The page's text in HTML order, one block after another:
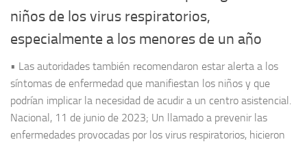
niños de los virus respiratorios,
especialmente a los menores de un año
• Las autoridades también recomendaron estar alerta a los
síntomas de enfermedad que manifiestan los niños y que
podrían implicar la necesidad de acudir a un centro asistencial.
Nacional, 11 de junio de 2023; Un llamado a prevenir las
enfermedades provocadas por los virus respiratorios, hicieron